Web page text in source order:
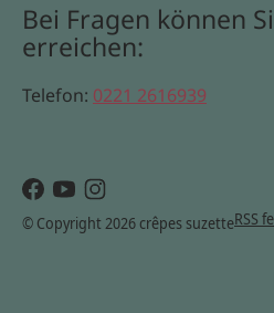
Bei Fragen können
erreichen:
Telefon: 0221 2616939
© Copyright 2026 crêpes suzetteRSS